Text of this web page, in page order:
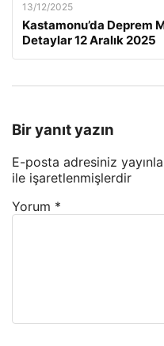
13/12/2025
Kastamonu’da Deprem
Detaylar 12 Aralık 2025
Bir yanıt yazın
E-posta adresiniz
ile işaretlenmişlerdir
Yorum *